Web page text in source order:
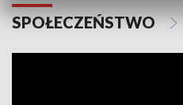
SPOŁECZEŃSTWO